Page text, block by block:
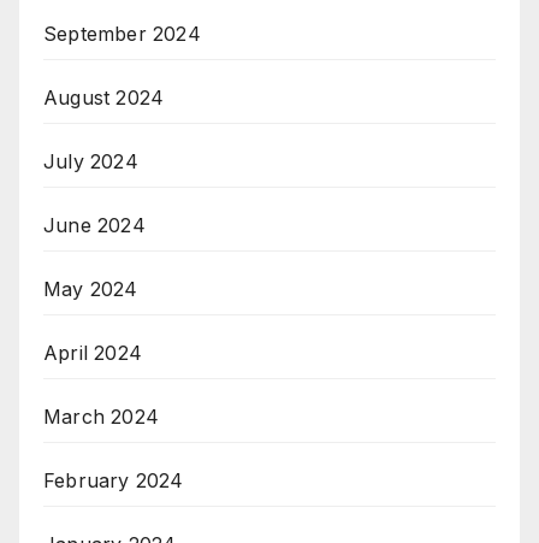
September 2024
August 2024
July 2024
June 2024
May 2024
April 2024
March 2024
February 2024